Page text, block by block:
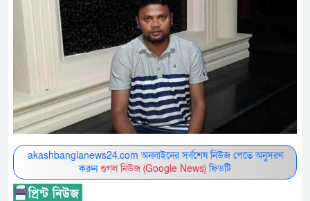
akashbanglanews24.com অনলাইনের সর্বশেষ নিউজ পেতে অনুসরণ
করুনগুগল নিউজ (Google News)ফিডটি